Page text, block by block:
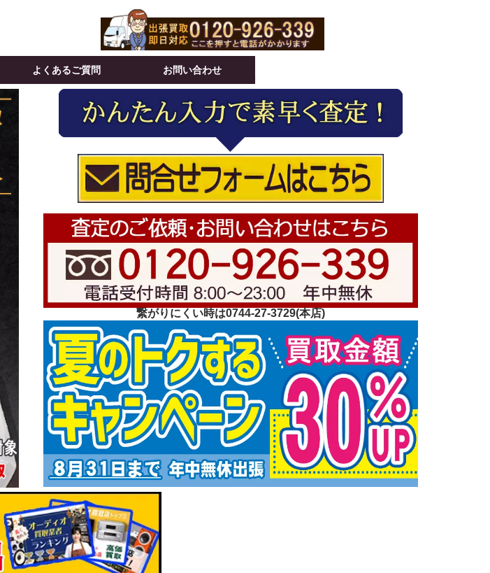
繋がりにくい時は0744-27-3729(本店)
よくあるご質問 お問い合わせ